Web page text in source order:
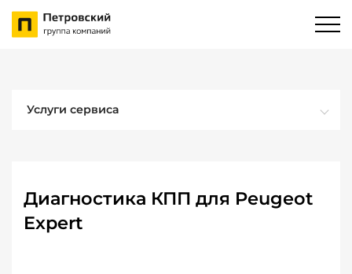
Услуги сервиса
Диагностика КПП для Peugeot
Expert